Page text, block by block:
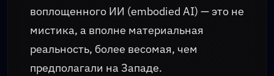
воплощенного ИИ (embodied AI) — это не
мистика, а вполне материальная
реальность, более весомая, чем
предполагали на Западе.